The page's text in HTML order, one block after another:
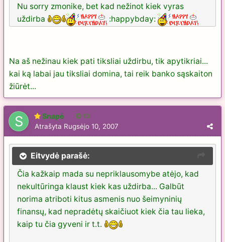
Nu sorry zmonike, bet kad nežinot kiek vyras
uždirba
:happybday:
Na aš nežinau kiek pati tiksliai uždirbu, tik apytikriai...
kai ką labai jau tiksliai domina, tai reik banko sąskaiton
žiūrėt...
Snapė 13
Atrašyta Rugsėjo 10, 2007
Eitvydė parašė:
Čia kažkaip mada su nepriklausomybe atėjo, kad
nekultūringa klaust kiek kas uždirba... Galbūt
norima atriboti kitus asmenis nuo šeimyninių
finansų, kad nepradėtų skaičiuot kiek čia tau lieka,
kaip tu čia gyveni ir t.t.